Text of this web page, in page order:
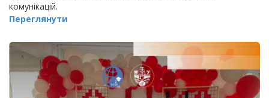
комунікацій.
Переглянути